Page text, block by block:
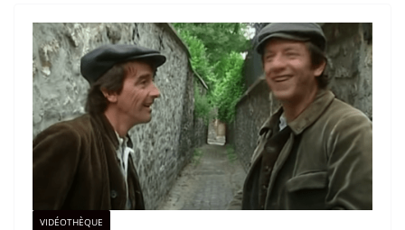
VIDÉOTHÈQUE